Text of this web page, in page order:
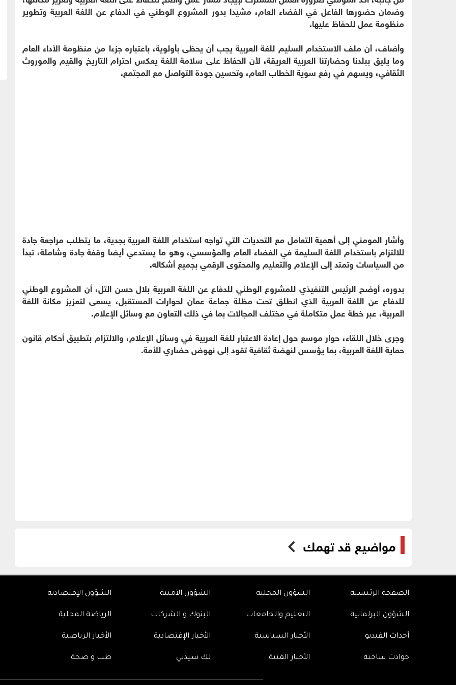
وضمان حضورها الفاعل في الفضاء العام، مشيدا بدور المشروع الوطني في الدفاع عن اللغة العربية وتطوير
منظومة عمل للحفاظ عليها.
وأضاف، أن ملف الاستخدام السليم للغة العربية يجب أن يحظى بأولوية، باعتباره جزءا من منظومة الأداء العام
وما يليق ببلدنا وحضارتنا العربية العريقة، لأن الحفاظ على سلامة اللغة يعكس احترام التاريخ والقيم والموروث
الثقافي، ويسهم في رفع سوية الخطاب العام، وتحسين جودة التواصل مع المجتمع.
وأشار المومني إلى أهمية التعامل مع التحديات التي تواجه استخدام اللغة العربية بجدية، ما يتطلب مراجعة جادة
للالتزام باستخدام اللغة السليمة في الفضاء العام والمؤسسي، وهو ما يستدعي أيضا وقفة جادة وشاملة، تبدأ
من السياسات وتمتد إلى الإعلام والتعليم والمحتوى الرقمي بجميع أشكاله.
بدوره، أوضح الرئيس التنفيذي للمشروع الوطني للدفاع عن اللغة العربية بلال حسن التل، أن المشروع الوطني
للدفاع عن اللغة العربية الذي انطلق تحت مظلة جماعة عمان لحوارات المستقبل، يسعى لتعزيز مكانة اللغة
العربية، عبر خطة عمل متكاملة في مختلف المجالات بما في ذلك التعاون مع وسائل الإعلام.
وجرى خلال اللقاء، حوار موسع حول إعادة الاعتبار للغة العربية في وسائل الإعلام، والالتزام بتطبيق أحكام قانون
حماية اللغة العربية، بما يؤسس لنهضة ثقافية تقود إلى نهوض حضاري للأمة.
مواضيع قد تهمك
الصفحة الرئيسية الشؤون المحلية الشؤون الأمنية الشؤون الإقتصادية
الشؤون البرلمانية التعليم والجامعات البنوك و الشركات الرياضة المحلية
أحداث الفيديو الأخبار السياسية الأخبار الإقتصادية الأخبار الرياضية
حوادث ساخنة الأخبار الفنية لك سيدتي طب و صحة